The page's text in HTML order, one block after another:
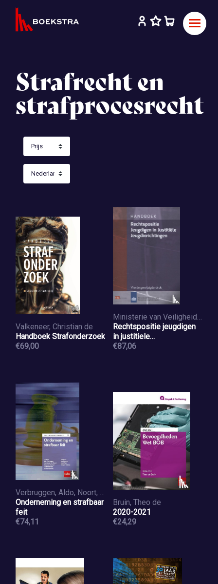
Strafrecht en
strafprocesrecht
Valkeneer, Christian de
Handboek Strafonderzoek
€69,00
Ministerie van Veiligheid en Justitie
Rechtspositie jeugdigen
in justitiele
jeugdinrichtingen
€87,06
Verbruggen, Aldo, Noort, Hansje van den, Roomen, Tessa van, Mattheijer, Frank
Onderneming en strafbaar
feit
€74,11
Bruin, Theo de
2020-2021
€24,29